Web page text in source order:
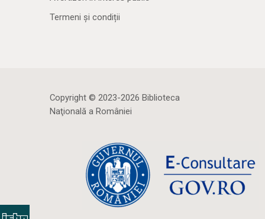
Termeni și condiții
Copyright © 2023-2026 Biblioteca
Naţională a României